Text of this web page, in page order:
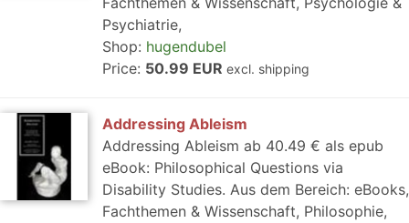
Psychiatrie,
Shop: hugendubel
Price: 50.99 EUR excl. shipping
Addressing Ableism
Addressing Ableism ab 40.49 € als epub
eBook: Philosophical Questions via
Disability Studies. Aus dem Bereich: eBooks,
Fachthemen & Wissenschaft, Philosophie,